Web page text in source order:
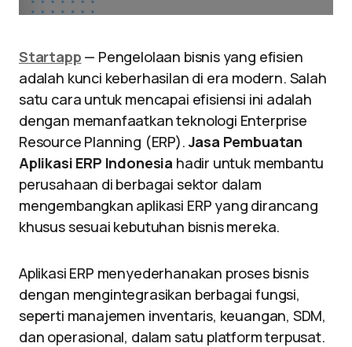
Startapp — Pengelolaan bisnis yang efisien
adalah kunci keberhasilan di era modern. Salah
satu cara untuk mencapai efisiensi ini adalah
dengan memanfaatkan teknologi Enterprise
Resource Planning (ERP).Jasa Pembuatan
Aplikasi ERP Indonesia hadir untuk membantu
perusahaan di berbagai sektor dalam
mengembangkan aplikasi ERP yang dirancang
khusus sesuai kebutuhan bisnis mereka.
Aplikasi ERP menyederhanakan proses bisnis
dengan mengintegrasikan berbagai fungsi,
seperti manajemen inventaris, keuangan, SDM,
dan operasional, dalam satu platform terpusat.